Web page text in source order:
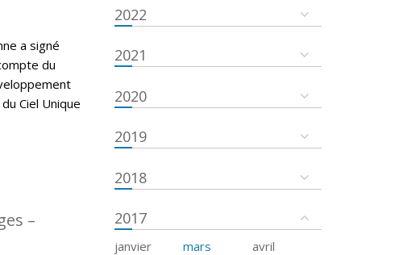
a signé
du
Ciel Unique
–
2022
2021
2020
2019
2018
2017
janvier mars
avril